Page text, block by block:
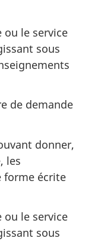
ou le service
sous
de demande
donner,
les
forme écrite
ou le service
sous